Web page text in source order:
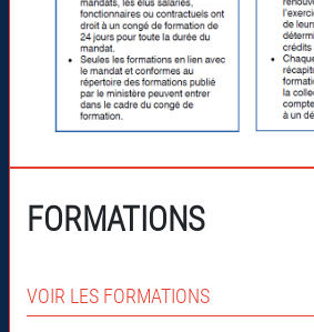
FORMATIONS
VOIR LES FORMATIONS